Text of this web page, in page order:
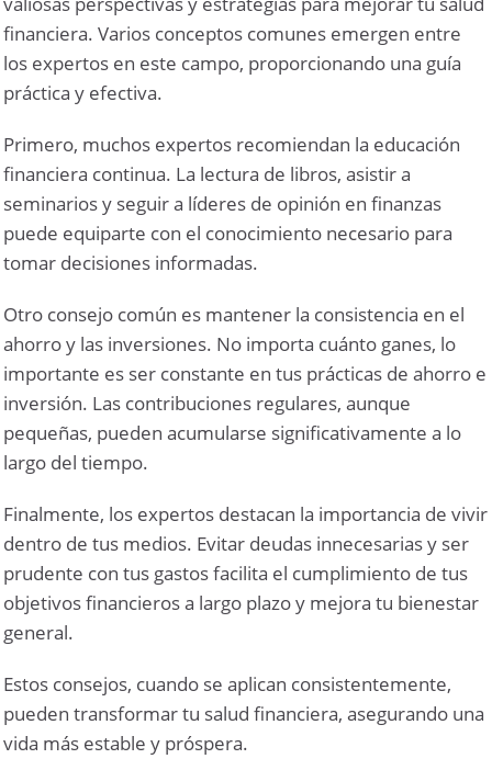
financiera. Varios conceptos comunes emergen entre
los expertos en este campo, proporcionando una guía
práctica y efectiva.
Primero, muchos expertos recomiendan la educación
financiera continua. La lectura de libros, asistir a
seminarios y seguir a líderes de opinión en finanzas
puede equiparte con el conocimiento necesario para
tomar decisiones informadas.
Otro consejo común es mantener la consistencia en el
ahorro y las inversiones. No importa cuánto ganes, lo
importante es ser constante en tus prácticas de ahorro e
inversión. Las contribuciones regulares, aunque
pequeñas, pueden acumularse significativamente a lo
largo del tiempo.
Finalmente, los expertos destacan la importancia de vivir
dentro de tus medios. Evitar deudas innecesarias y ser
prudente con tus gastos facilita el cumplimiento de tus
objetivos financieros a largo plazo y mejora tu bienestar
general.
Estos consejos, cuando se aplican consistentemente,
pueden transformar tu salud financiera, asegurando una
vida más estable y próspera.